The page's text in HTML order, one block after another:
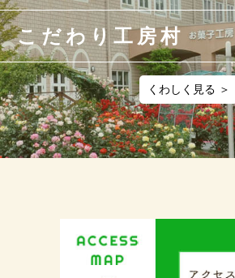
こだわり工房村
くわしく見る ＞